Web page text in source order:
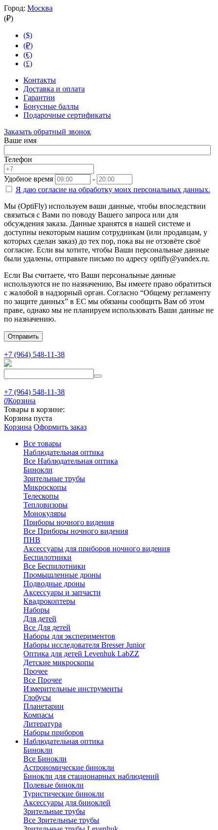
Город: Москва
(₽)
($)
(₽)
(€)
(£)
Контакты
Доставка и оплата
Гарантии
Бонусные баллы
Подарочные сертификаты
Заказать обратный звонок
Ваше имя
Телефон
Удобное время
-
Я даю согласие на обработку моих персональных данных.
Мы (OptiFly) используем ваши данные, чтобы впоследствии
связаться с Вами по поводу Вашего запроса или для
обсуждения заказа. Данные хранятся в нашей системе и
доступны некоторым нашим сотрудникам (или продавцам, у
которых сделан заказ) до тех пор, пока вы не отзовёте своё
согласие. Если вы хотите, чтобы Ваши персональные данные
были удалены, отправьте письмо по адресу optifly@yandex.ru.
Если Вы считаете, что Ваши персональные данные
используются не по назначению, Вы имеете право обратиться
с жалобой в надзорный орган. Согласно “Общему регламенту
по защите данных” в ЕС мы обязаны сообщить Вам об этом
праве, однако мы не планируем использовать Ваши данные не
по назначению.
Отправить
+7 (964) 548-11-38
+7 (964) 548-11-38
0Корзина
Товары в корзине:
Корзина пуста
Корзина Оформить заказ
Все товары
Наблюдательная оптика
Все Наблюдательная оптика
Бинокли
Зрительные трубы
Микроскопы
Телескопы
Тепловизоры
Монокуляры
Приборы ночного видения
Все Приборы ночного видения
ПНВ
Аксессуары для приборов ночного видения
Беспилотники
Все Беспилотники
Промышленные дроны
Подводные дроны
Аксессуары и запчасти
Квадрокоптеры
Наборы
Для детей
Все Для детей
Наборы для экспериментов
Наборы исследователя Bresser Junior
Оптика для детей Levenhuk LabZZ
Детские микроскопы
Прочее
Все Прочее
Измерительные инструменты
Глобусы
Планетарии
Компасы
Литература
Наборы приборов
Наблюдательная оптика
Бинокли
Все Бинокли
Астрономические бинокли
Бинокли для стационарных наблюдений
Полевые бинокли
Туристические бинокли
Аксессуары для биноклей
Зрительные трубы
Все Зрительные трубы